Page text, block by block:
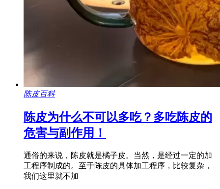
陈皮百科
陈皮为什么不可以多吃？多吃陈皮的
危害与副作用！
通俗的来说，陈皮就是橘子皮。当然，是经过一定的加
工程序制成的。至于陈皮的具体加工程序，比较复杂，
我们这里就不加